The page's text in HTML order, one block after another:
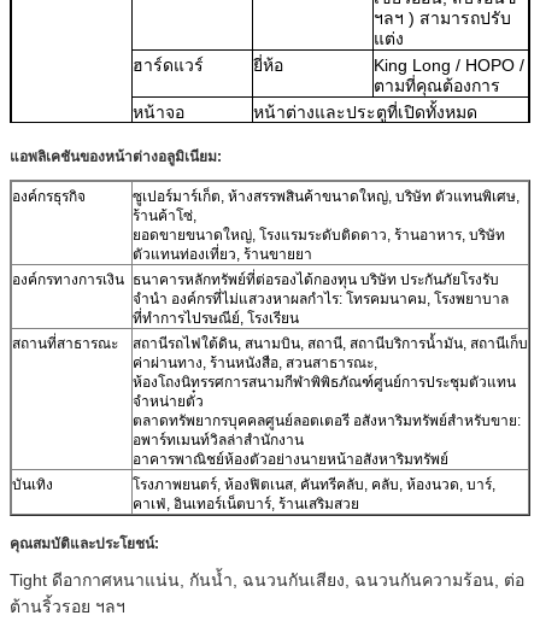
ฯลฯ ) สามารถปรับ
แต่ง
ฮาร์ดแวร์
ยี่ห้อ
King Long / HOPO /
ตามที่คุณต้องการ
หน้าจอ
หน้าต่างและประตูที่เปิดทั้งหมด
มุ้งลวดไนล่อน
หน้าจอพับเก็บได้และมองไม่เห็น
ข้อมูลอื่น ๆ
แพคเกจ
โฟม / ฟอง + ไม้อัด
การจัดส่งสินค้า 45-50 วันหลังจากยืนยันการฝากเงิน
และการวาดภาพ
ข้อตกลงการค้า
EXW / FOB / CIF
ตลาดหลัก
อเมริกาเหนือ / ออสเตรเลีย / ยุโรป /
แอฟริกา
หน้าต่างและประตูทั้งหมดสามารถปรับแต่งตามความต้องการของคุณ
แอพลิเคชันของหน้าต่างอลูมิเนียม:
องค์กรธุรกิจ
ซูเปอร์มาร์เก็ต, ห้างสรรพสินค้าขนาดใหญ่, บริษัท ตัวแทนพิเศษ,
ร้านค้าโซ่,
ยอดขายขนาดใหญ่, โรงแรมระดับติดดาว, ร้านอาหาร, บริษัท
ตัวแทนท่องเที่ยว, ร้านขายยา
องค์กรทางการเงิน ธนาคารหลักทรัพย์ที่ต่อรองได้กองทุน บริษัท ประกันภัยโรงรับ
จำนำ องค์กรที่ไม่แสวงหาผลกำไร: โทรคมนาคม, โรงพยาบาล
ที่ทำการไปรษณีย์, โรงเรียน
สถานที่สาธารณะ
สถานีรถไฟใต้ดิน, สนามบิน, สถานี, สถานีบริการน้ำมัน, สถานีเก็บ
ค่าผ่านทาง, ร้านหนังสือ, สวนสาธารณะ,
ห้องโถงนิทรรศการสนามกีฬาพิพิธภัณฑ์ศูนย์การประชุมตัวแทน
จำหน่ายตั๋ว
ตลาดทรัพยากรบุคคลศูนย์ลอตเตอรี อสังหาริมทรัพย์สำหรับขาย:
อพาร์ทเมนท์วิลล่าสำนักงาน
อาคารพาณิชย์ห้องตัวอย่างนายหน้าอสังหาริมทรัพย์
บันเทิง
โรงภาพยนตร์, ห้องฟิตเนส, คันทรีคลับ, คลับ, ห้องนวด, บาร์,
คาเฟ่, อินเทอร์เน็ตบาร์, ร้านเสริมสวย
คุณสมบัติและประโยชน์:
Tight ดีอากาศหนาแน่น, กันน้ำ, ฉนวนกันเสียง, ฉนวนกันความร้อน, ต่อ
ต้านริ้วรอย ฯลฯ